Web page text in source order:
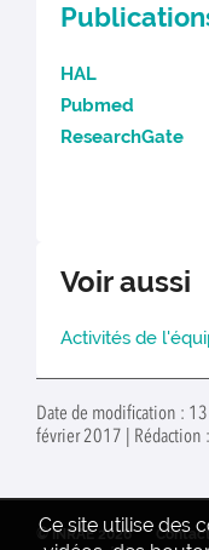
HAL
Pubmed
ResearchGate
Voir aussi
Activités de
Date de modification :
février 2017 | Rédaction
Ce site utilise des
© INRAE 2026